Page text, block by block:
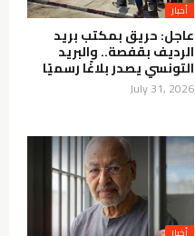
أخبار
عاجل: حريق بمكتب بريد
الرديف بقفصة.. والبريد
التونسي يصدر بلاغًا رسميًا
July 31, 2026